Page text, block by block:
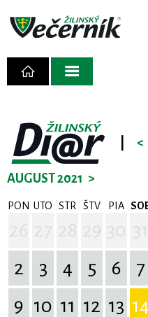
<
AUGUST 2021 >
PON UTO STR ŠTV PIA
2
3 4 5 6 7
9 10 11 12 13 14